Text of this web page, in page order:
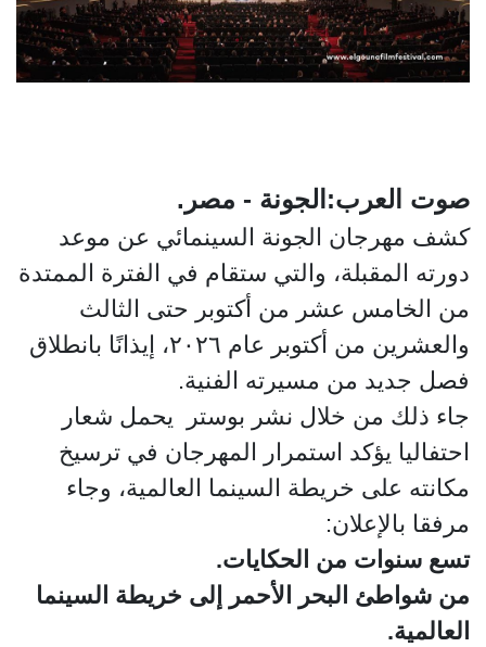
صوت العرب:الجونة - مصر.
كشف مهرجان الجونة السينمائي عن موعد
دورته المقبلة، والتي ستقام في الفترة الممتدة
من الخامس عشر من أكتوبر حتى الثالث
والعشرين من أكتوبر عام ٢٠٢٦، إيذانًا بانطلاق
فصل جديد من مسيرته الفنية.
جاء ذلك من خلال نشر بوستر يحمل شعار
احتفاليا يؤكد استمرار المهرجان في ترسيخ
مكانته على خريطة السينما العالمية، وجاء
مرفقا بالإعلان:
تسع سنوات من الحكايات.
من شواطئ البحر الأحمر إلى خريطة السينما
العالمية.